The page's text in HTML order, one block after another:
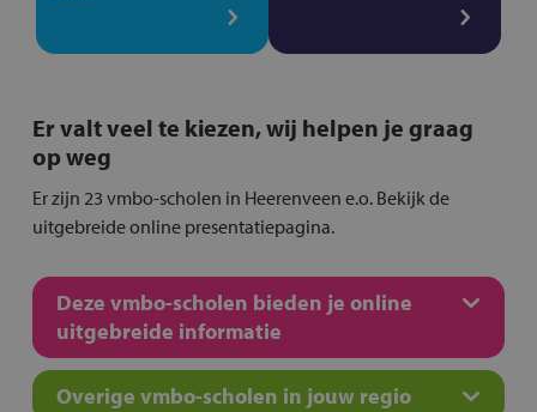
Er valt veel te kiezen, wij helpen je graag
op weg
Er zijn 23 vmbo-scholen in Heerenveen e.o. Bekijk de
uitgebreide online presentatiepagina.
Deze vmbo-scholen bieden je online
uitgebreide informatie
Overige vmbo-scholen in jouw regio